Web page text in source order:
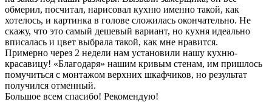
обмерил, посчитал, нарисовал кухню именно такой, как
хотелось, и картинка в голове сложилась окончательно. Не
скажу, что это самый дешевый вариант, но кухня идеально
вписалась и цвет выбрала такой, как мне нравится.
Примерно через 2 недели нам установили нашу кухню-
красавицу! «Благодаря» нашим кривым стенам, им пришлось
помучиться с монтажом верхних шкафчиков, но результат
получился отменный.
Большое всем спасибо! Рекомендую!